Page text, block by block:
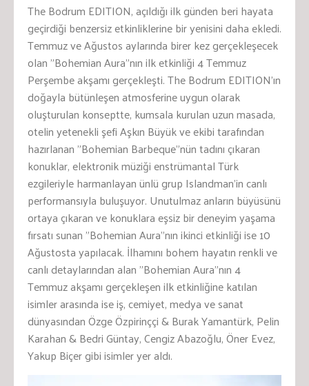
The Bodrum EDITION, açıldığı ilk günden beri hayata
geçirdiği benzersiz etkinliklerine bir yenisini daha ekledi.
Temmuz ve Ağustos aylarında birer kez gerçekleşecek
olan ”Bohemian Aura”nın ilk etkinliği 4 Temmuz
Perşembe akşamı gerçekleşti. The Bodrum EDITION’ın
doğayla bütünleşen atmosferine uygun olarak
oluşturulan konseptte, kumsala kurulan uzun masada,
otelin yetenekli şefi Aşkın Büyük ve ekibi tarafından
hazırlanan ”Bohemian Barbeque”nün tadını çıkaran
konuklar, elektronik müziği enstrümantal Türk
ezgileriyle harmanlayan ünlü grup Islandman’in canlı
performansıyla buluşuyor. Unutulmaz anların büyüsünü
ortaya çıkaran ve konuklara eşsiz bir deneyim yaşama
fırsatı sunan ”Bohemian Aura”nın ikinci etkinliği ise 10
Ağustosta yapılacak. İlhamını bohem hayatın renkli ve
canlı detaylarından alan ”Bohemian Aura”nın 4
Temmuz akşamı gerçekleşen ilk etkinliğine katılan
isimler arasında ise iş, cemiyet, medya ve sanat
dünyasındanÖzge Özpirinççi & Burak Yamantürk, Pelin
Karahan & Bedri Güntay, Cengiz Abazoğlu, Öner Evez,
Yakup Biçergibi isimler yer aldı.